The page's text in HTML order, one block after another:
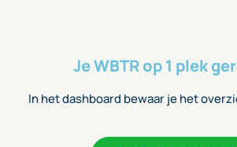
Je WBTR op 1 plek
In het dashboard bewaar je het